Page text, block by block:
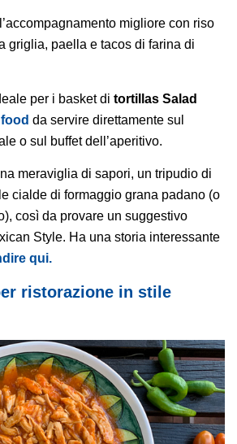
migliore con riso
griglia, paella e tacos di farina di
per i basket di tortillas Salad
da servire direttamente sul
o sul buffet dell’aperitivo.
meraviglia di sapori, un tripudio di
cialde di formaggio grana padano (o
così da provare un suggestivo
Style. Ha una storia interessante
qui.
ristorazione in stile